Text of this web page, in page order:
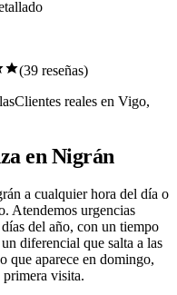
(39 reseñas)
Clientes reales en Vigo,
en Nigrán
a cualquier hora del día o
Atendemos urgencias
del año, con un tiempo
diferencial que salta a las
que aparece en domingo,
primera visita.